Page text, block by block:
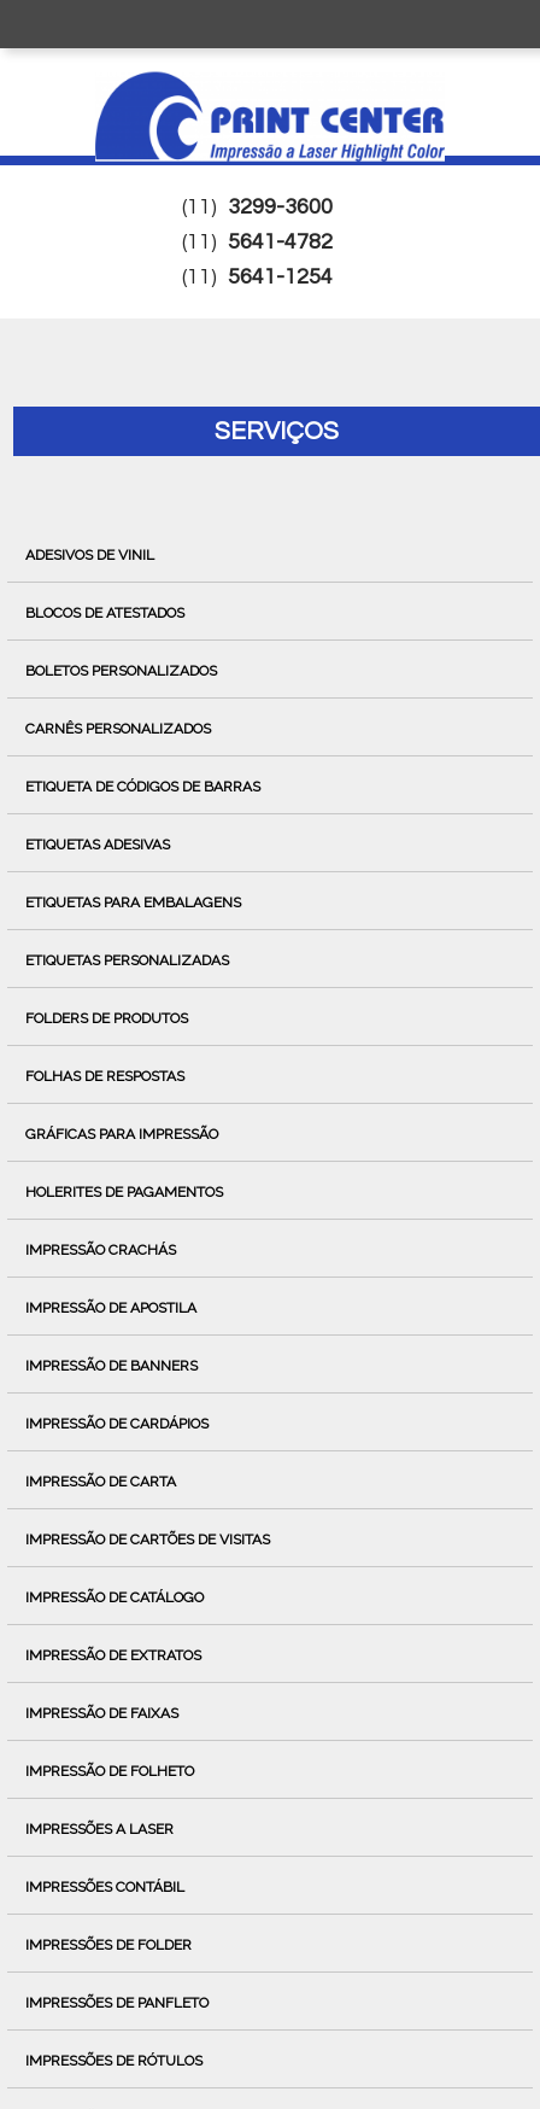
(11) 3299-3600
(11) 5641-4782
(11) 5641-1254
SERVIÇOS
ADESIVOS DE VINIL
BLOCOS DE ATESTADOS
BOLETOS PERSONALIZADOS
CARNÊS PERSONALIZADOS
ETIQUETA DE CÓDIGOS DE BARRAS
ETIQUETAS ADESIVAS
ETIQUETAS PARA EMBALAGENS
ETIQUETAS PERSONALIZADAS
FOLDERS DE PRODUTOS
FOLHAS DE RESPOSTAS
GRÁFICAS PARA IMPRESSÃO
HOLERITES DE PAGAMENTOS
IMPRESSÃO CRACHÁS
IMPRESSÃO DE APOSTILA
IMPRESSÃO DE BANNERS
IMPRESSÃO DE CARDÁPIOS
IMPRESSÃO DE CARTA
IMPRESSÃO DE CARTÕES DE VISITAS
IMPRESSÃO DE CATÁLOGO
IMPRESSÃO DE EXTRATOS
IMPRESSÃO DE FAIXAS
IMPRESSÃO DE FOLHETO
IMPRESSÕES A LASER
IMPRESSÕES CONTÁBIL
IMPRESSÕES DE FOLDER
IMPRESSÕES DE PANFLETO
IMPRESSÕES DE RÓTULOS